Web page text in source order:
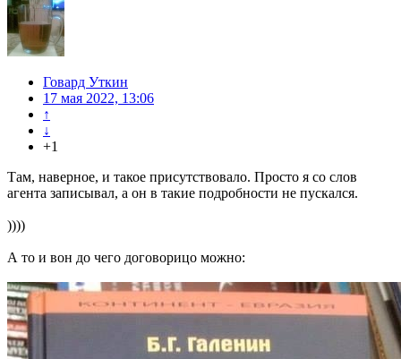
Говард Уткин
17 мая 2022, 13:06
↑
↓
+1
Там, наверное, и такое присутствовало. Просто я со слов
агента записывал, а он в такие подробности не пускался.
))))
А то и вон до чего договорицо можно: